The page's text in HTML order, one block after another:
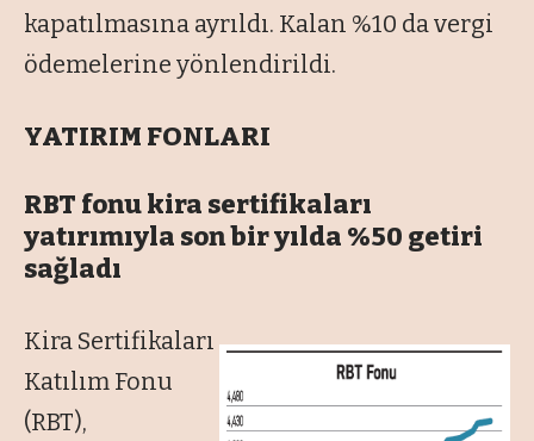
kapatılmasına ayrıldı. Kalan %10 da vergi
ödemelerine yönlendirildi.
YATIRIM FONLARI
RBT fonu kira sertifikaları
yatırımıyla son bir yılda %50 getiri
sağladı
Kira Sertifikaları
Katılım Fonu
(RBT),